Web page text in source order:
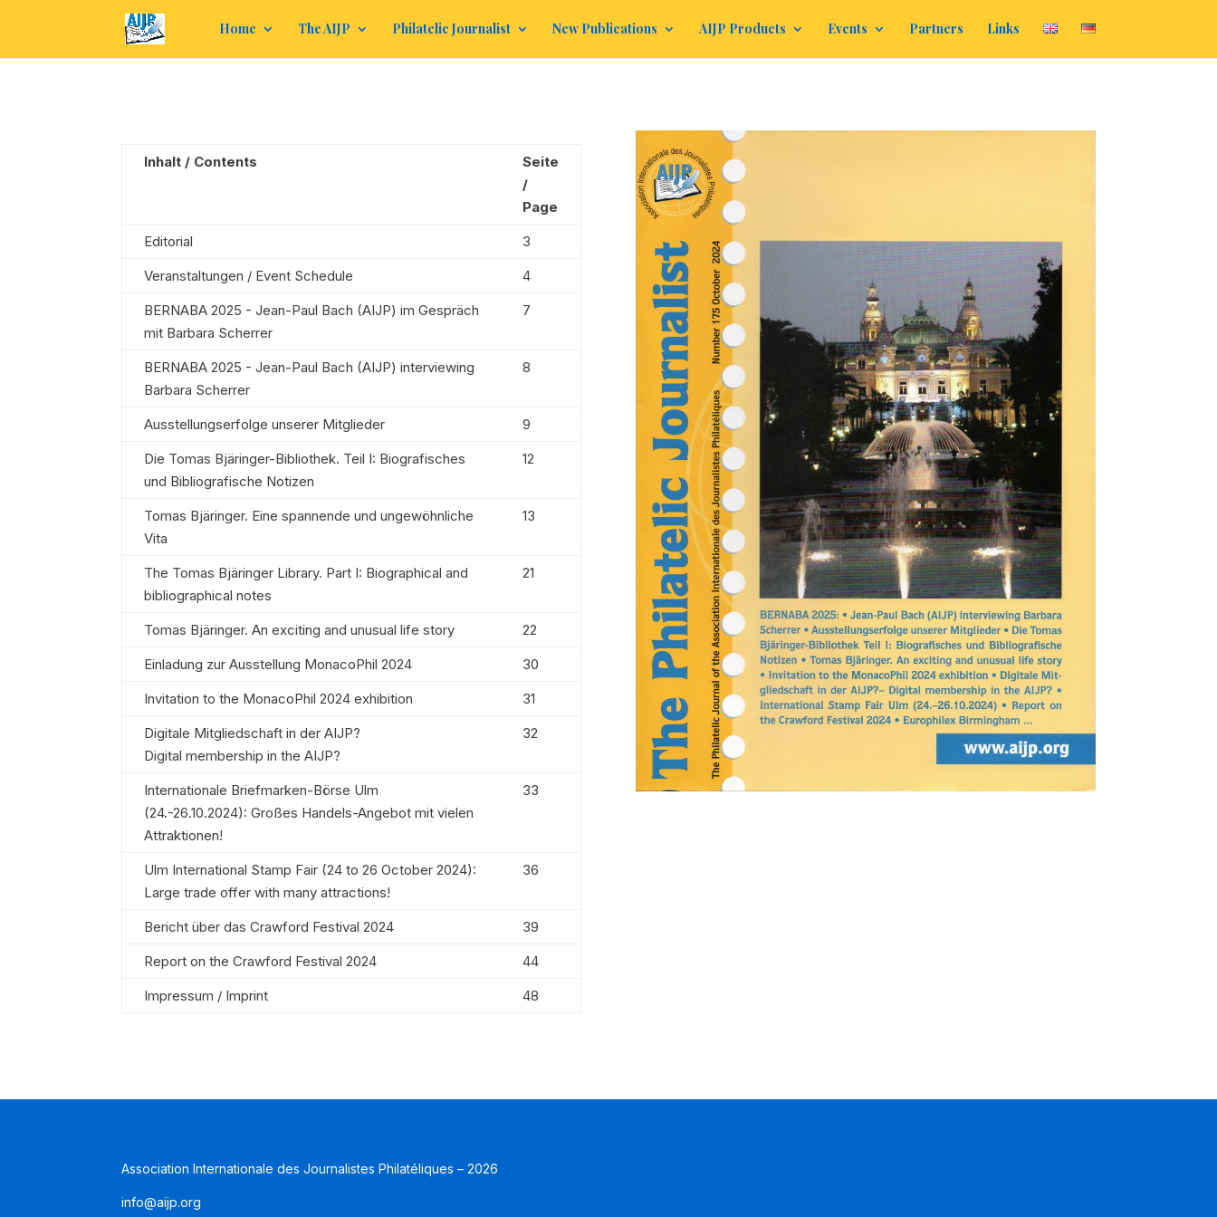
Home The AIJP Philatelic Journalist New Publications AIJP Products Events Partners Links
Inhalt / Contents
Seite
/
Page
Editorial
3
Veranstaltungen / Event Schedule
4
BERNABA 2025 - Jean-Paul Bach (AIJP) im Gespräch
mit Barbara Scherrer
7
BERNABA 2025 - Jean-Paul Bach (AIJP) interviewing
Barbara Scherrer
8
Ausstellungserfolge unserer Mitglieder
9
Die Tomas Bjäringer-Bibliothek. Teil I: Biografisches
und Bibliografische Notizen
12
Tomas Bjäringer. Eine spannende und ungewöhnliche
Vita
13
The Tomas Bjäringer Library. Part I: Biographical and
bibliographical notes
21
Tomas Bjäringer. An exciting and unusual life story
22
Einladung zur Ausstellung MonacoPhil 2024
30
Invitation to the MonacoPhil 2024 exhibition
31
Digitale Mitgliedschaft in der AIJP?
Digital membership in the AIJP?
32
Internationale Briefmarken-Börse Ulm
(24.-26.10.2024): Großes Handels-Angebot mit vielen
Attraktionen!
33
Ulm International Stamp Fair (24 to 26 October 2024):
Large trade offer with many attractions!
36
Bericht über das Crawford Festival 2024
39
Report on the Crawford Festival 2024
44
Impressum / Imprint
48
Association Internationale des Journalistes Philatéliques – 2026
info@aijp.org